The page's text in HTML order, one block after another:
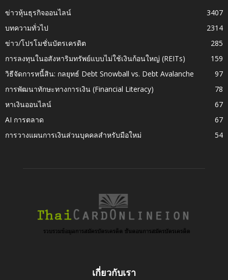
ข่าวหุ้นธุรกิจออนไลน์
3407
บทความทั่วไป
2314
ข่าว/โปรโมชั่นบัตรเครดิต
285
การลงทุนในอสังหาริมทรัพย์แบบไม่ใช้เงินก้อนใหญ่ (REITs)
159
วิธีจัดการหนี้สิน: กลยุทธ์ Debt Snowball vs. Debt Avalanche
97
การพัฒนาทักษะทางการเงิน (Financial Literacy)
78
หาเงินออนไลน์
67
AI การตลาด
67
การวางแผนการเงินส่วนบุคคลสำหรับมือใหม่
54
เกี่ยวกับเรา